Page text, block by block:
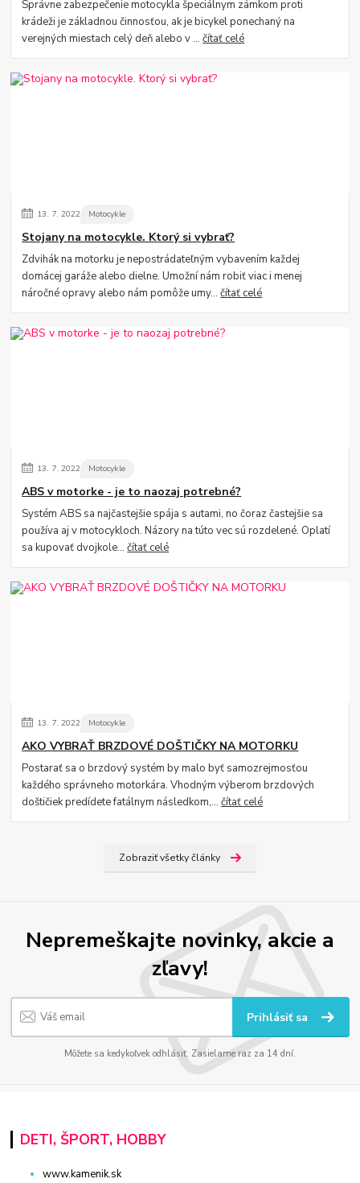
Správne zabezpečenie motocykla špeciálnym zámkom proti
krádeži je základnou činnosťou, ak je bicykel ponechaný na
verejných miestach celý deň alebo v ...čítať celé
13. 7. 2022 Motocykle
Stojany na motocykle. Ktorý si vybrať?
Zdvihák na motorku je nepostrádateľným vybavením každej
domácej garáže alebo dielne. Umožní nám robiť viac i menej
náročné opravy alebo nám pomôže umy...čítať celé
13. 7. 2022 Motocykle
ABS v motorke - je to naozaj potrebné?
Systém ABS sa najčastejšie spája s autami, no čoraz častejšie sa
používa aj v motocykloch. Názory na túto vec sú rozdelené. Oplatí
sa kupovať dvojkole...čítať celé
13. 7. 2022 Motocykle
AKO VYBRAŤ BRZDOVÉ DOŠTIČKY NA MOTORKU
Postarať sa o brzdový systém by malo byť samozrejmosťou
každého správneho motorkára. Vhodným výberom brzdových
doštičiek predídete fatálnym následkom,...čítať celé
Zobraziť všetky články
Nepremeškajte novinky, akcie a
zľavy!
Prihlásiť sa
Môžete sa kedykoľvek odhlásiť. Zasielame raz za 14 dní.
DETI, ŠPORT, HOBBY
www.kamenik.sk